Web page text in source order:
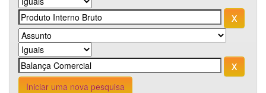
Iniciar uma nova pesquisa